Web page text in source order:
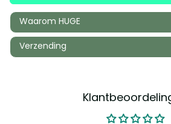
Waarom HUGE
Verzending